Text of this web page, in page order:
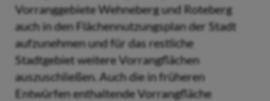
Vorranggebiete Wehneberg und Roteberg
auch in den Flächennutzungsplan der Stadt
aufzunehmen und für das restliche
Stadtgebiet weitere Vorrangflächen
auszuschließen. Auch die in früheren
Entwürfen enthaltende Vorrangfläche